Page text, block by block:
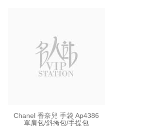
Chanel 香奈兒 手袋 Ap4386
單肩包/斜挎包/手提包